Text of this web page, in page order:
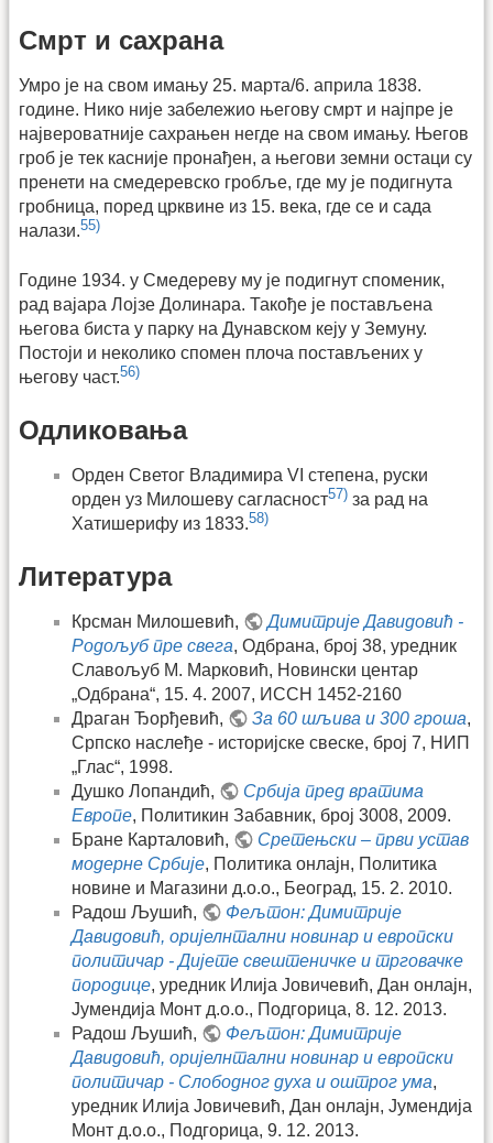
Смрт и сахрана
Умро је на свом имању 25. марта/6. априла 1838.
године. Нико није забележио његову смрт и најпре је
највероватније сахрањен негде на свом имању. Његов
гроб је тек касније пронађен, a његови земни остаци су
пренети на смедеревско гробље, где му је подигнута
гробница, поред црквине из 15. века, где се и сада
налази.55)
Године 1934. у Смедереву му је подигнут споменик,
рад вајара Лојзе Долинара. Такође је постављена
његова биста у парку на Дунавском кеју у Земуну.
Постоји и неколико спомен плоча постављених у
његову част.56)
Одликовања
Орден Светог Владимира VI степена, руски
орден уз Милошеву сагласност57) за рад на
Хатишерифу из 1833.58)
Литература
Крсман Милошевић,
Димитрије Давидовић -
Родољуб пре свега, Одбрана, број 38, уредник
Славољуб М. Марковић, Новински центар
„Одбрана“, 15. 4. 2007, ИССН 1452-2160
Драган Ђорђевић,
За 60 шљива и 300 гроша,
Српско наслеђе - историјске свеске, број 7, НИП
„Глас“, 1998.
Душко Лопандић,
Србија пред вратима
Европе, Политикин Забавник, број 3008, 2009.
Бране Карталовић,
Сретењски – први устав
модерне Србије, Политика онлајн, Политика
новине и Магазини д.о.о., Београд, 15. 2. 2010.
Радош Љушић,
Фељтон: Димитрије
Давидовић, оријелнтални новинар и европски
политичар - Дијете свештеничке и трговачке
породице, уредник Илија Јовичевић, Дан онлајн,
Јумендија Монт д.о.о., Подгорица, 8. 12. 2013.
Радош Љушић,
Фељтон: Димитрије
Давидовић, оријелнтални новинар и европски
политичар - Слободног духа и оштрог ума,
уредник Илија Јовичевић, Дан онлајн, Јумендија
Монт д.о.о., Подгорица, 9. 12. 2013.